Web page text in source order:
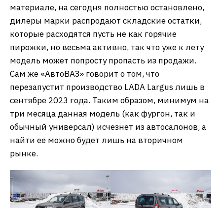
материале, на сегодня полностью остановлено,
дилеры марки распродают складские остатки,
которые расходятся пусть не как горячие
пирожки, но весьма активно, так что уже к лету
модель может попросту пропасть из продажи.
Сам же «АвтоВАЗ» говорит о том, что
перезапустит производство LADA Largus лишь в
сентябре 2023 года. Таким образом, минимум на
три месяца данная модель (как фургон, так и
обычный универсал) исчезнет из автосалонов, а
найти ее можно будет лишь на вторичном
рынке.